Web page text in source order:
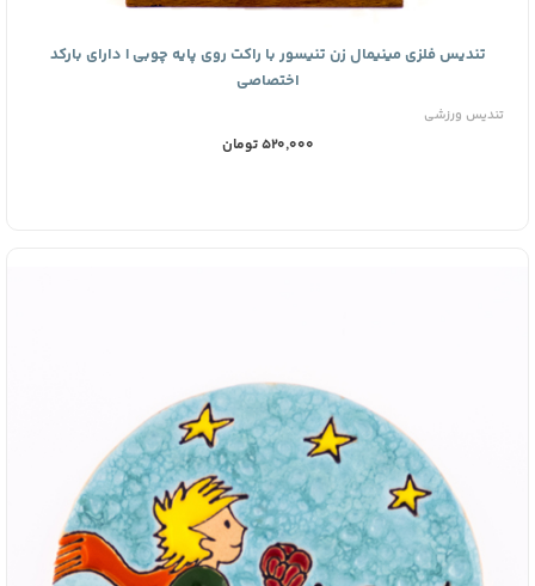
تندیس فلزی مینیمال زن تنیسور با راکت روی پایه چوبی | دارای بارکد
اختصاصی
تندیس ورزشی
520,000 تومان